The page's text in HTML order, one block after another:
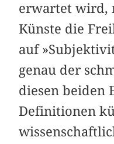
erwartet wird,
Künste die
auf
genau der
diesen beiden
Definitionen